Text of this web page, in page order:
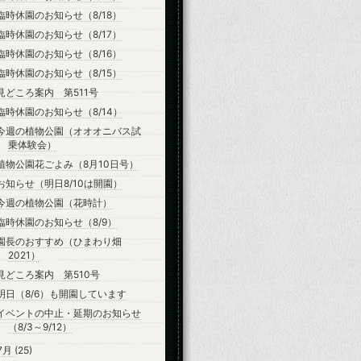
時休園のお知らせ（8/18）
時休園のお知らせ（8/17）
時休園のお知らせ（8/16）
時休園のお知らせ（8/15）
どころ案内 第511号
時休園のお知らせ（8/14）
週の植物公園（オオオニバス試
乗体験会）
物公園花ごよみ（8月10日号）
知らせ（明日8/10は開園）
週の植物公園（花時計）
時休園のお知らせ（8/9）
長のおすすめ（ひまわり畑
2021）
どころ案内 第510号
日（8/6）も開園しています
ベントの中止・延期のお知らせ
（8/3～9/12）
月 (25)